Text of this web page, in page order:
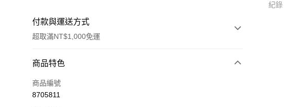
付款與運送方式
超取滿NT$1,000免運
付款方式
信用卡一次付款
商品特色
商品編號
8705811
紀錄